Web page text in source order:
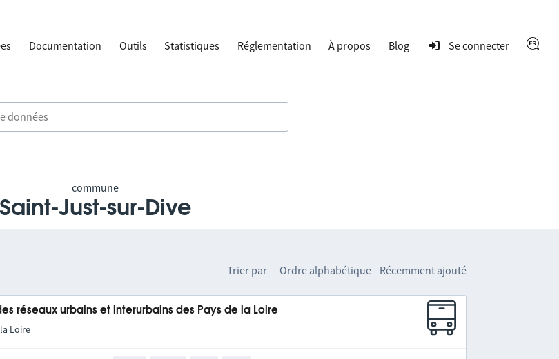
Documentation Outils Statistiques Réglementation À propos Blog Se connecter
commune
Saint-Just-sur-Dive
Trier par Ordre alphabétique Récemment ajouté
réseaux urbains et interurbains des Pays de la Loire
Loire